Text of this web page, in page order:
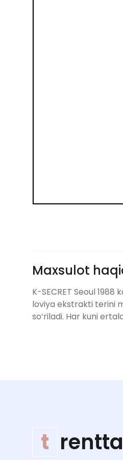
Maxsulot
K-SECRET Seoul
loviya ekstrakti terini
so‘riladi. Har kuni
t